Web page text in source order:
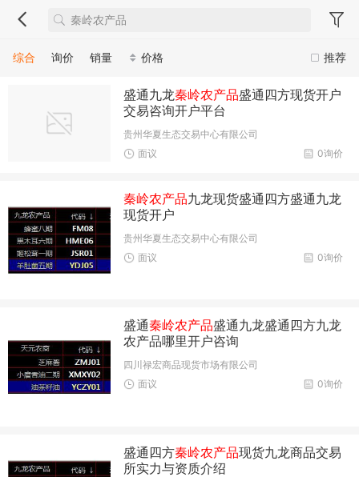
推荐
综合 询价 销量 价格
盛通九龙秦岭农产品盛通四方现货开户
交易咨询开户平台
贵州华夏生态交易中心有限公司
0询价
面议
秦岭农产品九龙现货盛通四方盛通九龙
现货开户
贵州华夏生态交易中心有限公司
0询价
面议
盛通秦岭农产品盛通九龙盛通四方九龙
农产品哪里开户咨询
四川禄宏商品现货市场有限公司
0询价
面议
盛通四方秦岭农产品现货九龙商品交易
所实力与资质介绍